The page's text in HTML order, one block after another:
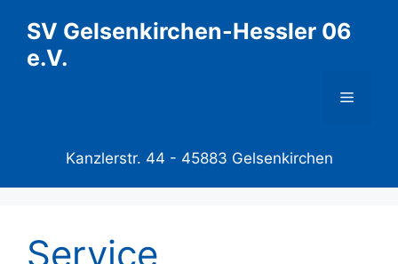
Inhalt
springen
SV Gelsenkirchen-Hessler 06
e.V.
Menü
Kanzlerstr. 44 - 45883 Gelsenkirchen
Service